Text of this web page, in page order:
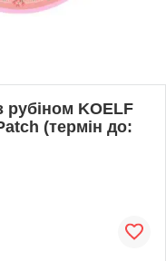
рубіном KOELF
(термін до: